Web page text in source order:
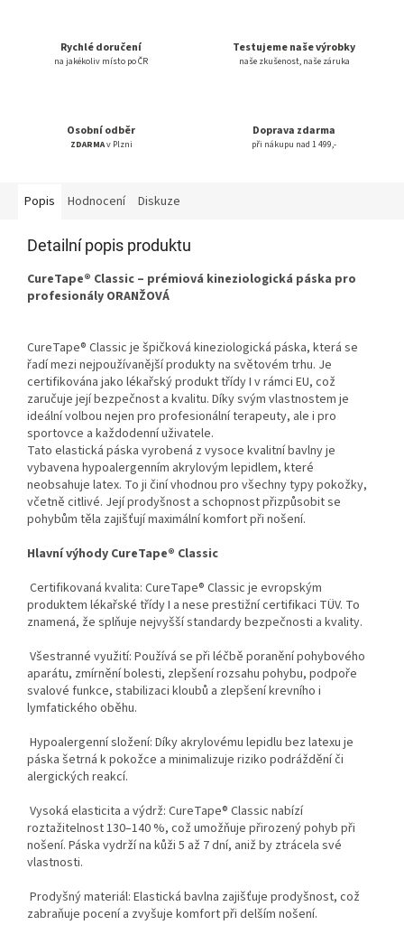
Rychlé doručení
na jakékoliv místo po ČR
Testujeme naše výrobky
naše zkušenost, naše záruka
Osobní odběr
ZDARMAv Plzni
Doprava zdarma
při nákupu nad 1 499,-
Popis Hodnocení Diskuze
Detailní popis produktu
CureTape® Classic – prémiová kineziologická páska pro
profesionály ORANŽOVÁ
CureTape® Classic je špičková kineziologická páska, která se
řadí mezi nejpoužívanější produkty na světovém trhu. Je
certifikována jako lékařský produkt třídy I v rámci EU, což
zaručuje její bezpečnost a kvalitu. Díky svým vlastnostem je
ideální volbou nejen pro profesionální terapeuty, ale i pro
sportovce a každodenní uživatele.
Tato elastická páska vyrobená z vysoce kvalitní bavlny je
vybavena hypoalergenním akrylovým lepidlem, které
neobsahuje latex. To ji činí vhodnou pro všechny typy pokožky,
včetně citlivé. Její prodyšnost a schopnost přizpůsobit se
pohybům těla zajišťují maximální komfort při nošení.
Hlavní výhody CureTape® Classic
Certifikovaná kvalita: CureTape® Classic je evropským
produktem lékařské třídy I a nese prestižní certifikaci TÜV. To
znamená, že splňuje nejvyšší standardy bezpečnosti a kvality.
Všestranné využití: Používá se při léčbě poranění pohybového
aparátu, zmírnění bolesti, zlepšení rozsahu pohybu, podpoře
svalové funkce, stabilizaci kloubů a zlepšení krevního i
lymfatického oběhu.
Hypoalergenní složení: Díky akrylovému lepidlu bez latexu je
páska šetrná k pokožce a minimalizuje riziko podráždění či
alergických reakcí.
Vysoká elasticita a výdrž: CureTape® Classic nabízí
roztažitelnost 130–140 %, což umožňuje přirozený pohyb při
nošení. Páska vydrží na kůži 5 až 7 dní, aniž by ztrácela své
vlastnosti.
Prodyšný materiál: Elastická bavlna zajišťuje prodyšnost, což
zabraňuje pocení a zvyšuje komfort při delším nošení.